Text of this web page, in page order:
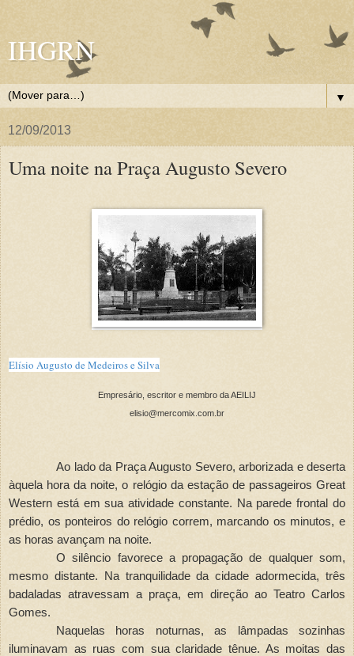
IHGRN
▼
12/09/2013
Uma noite na Praça Augusto Severo
Elísio Augusto de Medeiros e Silva
Empresário, escritor e membro da AEILIJ
elisio@mercomix.com.br
Ao lado da Praça Augusto Severo, arborizada e deserta
àquela hora da noite, o relógio da estação de passageiros Great
Western está em sua atividade constante. Na parede frontal do
prédio, os ponteiros do relógio correm, marcando os minutos, e
as horas avançam na noite.
O silêncio favorece a propagação de qualquer som,
mesmo distante. Na tranquilidade da cidade adormecida, três
badaladas atravessam a praça, em direção ao Teatro Carlos
Gomes.
Naquelas horas noturnas, as lâmpadas sozinhas
iluminavam as ruas com sua claridade tênue. As moitas das